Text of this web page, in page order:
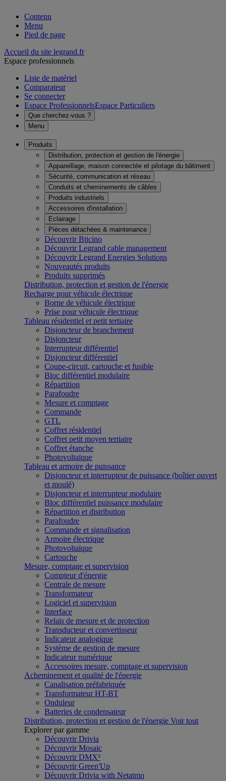
Contenu
Menu
Pied de page
Accueil du site legrand.fr
Espace professionnels
Liste de matériel
Comparateur
Se connecter
Espace ProfessionnelsEspace Particuliers
Que cherchez-vous ?
Menu
Produits
Distribution, protection et gestion de l'énergie
Appareillage, maison connectée et pilotage du bâtiment
Sécurité, communication et réseau
Conduits et cheminements de câbles
Produits industriels
Accessoires d'installation
Eclairage
Pièces détachées & maintenance
Découvrir Bticino
Découvrir Legrand cable management
Découvrir Legrand Energies Solutions
Nouveautés produits
Produits supprimés
Distribution, protection et gestion de l'énergie
Recharge pour véhicule électrique
Borne de véhicule électrique
Prise pour véhicule électrique
Tableau résidentiel et petit tertiaire
Disjoncteur de branchement
Disjoncteur
Interrupteur différentiel
Disjoncteur différentiel
Coupe-circuit, cartouche et fusible
Bloc différentiel modulaire
Répartition
Parafoudre
Mesure et comptage
Commande
GTL
Coffret résidentiel
Coffret petit moyen tertiaire
Coffret étanche
Photovoltaïque
Tableau et armoire de puissance
Disjoncteur et interrupteur de puissance (boîtier ouvert
et moulé)
Disjoncteur et interrupteur modulaire
Bloc différentiel puissance modulaire
Répartition et distribution
Parafoudre
Commande et signalisation
Armoire électrique
Photovoltaïque
Cartouche
Mesure, comptage et supervision
Compteur d'énergie
Centrale de mesure
Transformateur
Logiciel et supervision
Interface
Relais de mesure et de protection
Transducteur et convertisseur
Indicateur analogique
Système de gestion de mesure
Indicateur numérique
Accessoires mesure, comptage et supervision
Acheminement et qualité de l'énergie
Canalisation préfabriquée
Transformateur HT-BT
Onduleur
Batteries de condensateur
Distribution, protection et gestion de l'énergie Voir tout
Explorer par gamme
Découvrir Drivia
Découvrir Mosaic
Découvrir DMX³
Découvrir Green'Up
Découvrir Drivia with Netatmo